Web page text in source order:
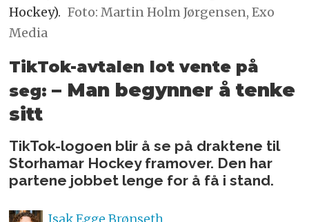
Hockey). Foto: Martin Holm Jørgensen, Exo
Media
TikTok-avtalen lot vente på
seg:– Man begynner å tenke
sitt
TikTok-logoen blir å se på draktene til
Storhamar Hockey framover. Den har
partene jobbet lenge for å få i stand.
IsakEgge Brønseth